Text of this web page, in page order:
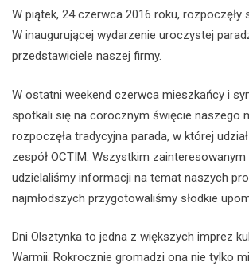
W piątek, 24 czerwca 2016 roku, rozpoczęły
W inaugurującej wydarzenie uroczystej
przedstawiciele naszej firmy.
W ostatni weekend czerwca mieszkańcy i
spotkali się na corocznym święcie naszego
rozpoczęła tradycyjna parada, w której
zespół OCTIM. Wszystkim zainteresowanym
udzielaliśmy informacji na temat naszych
najmłodszych przygotowaliśmy słodkie
Dni Olsztynka to jedna z większych imprez
Warmii. Rokrocznie gromadzi ona nie tylko